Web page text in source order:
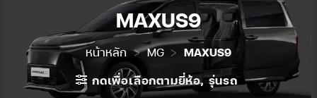
MAXUS9
หน้าหลัก > MG > MAXUS9
กดเพื่อเลือกตามยี่ห้อ, รุ่นรถ